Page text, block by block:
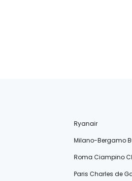
Ryanair
Milano-Bergamo
Roma Ciampino
Paris Charles de